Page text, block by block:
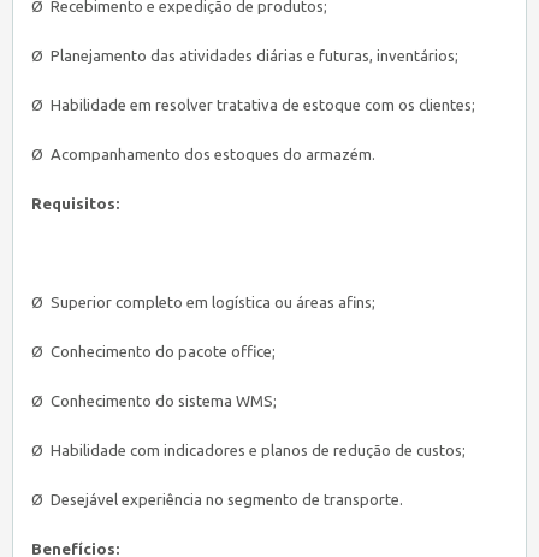
Ø Recebimento e expedição de produtos;
Ø Planejamento das atividades diárias e futuras, inventários;
Ø Habilidade em resolver tratativa de estoque com os clientes;
Ø Acompanhamento dos estoques do armazém.
Requisitos:
Ø Superior completo em logística ou áreas afins;
Ø Conhecimento do pacote office;
Ø Conhecimento do sistema WMS;
Ø Habilidade com indicadores e planos de redução de custos;
Ø Desejável experiência no segmento de transporte.
Benefícios: